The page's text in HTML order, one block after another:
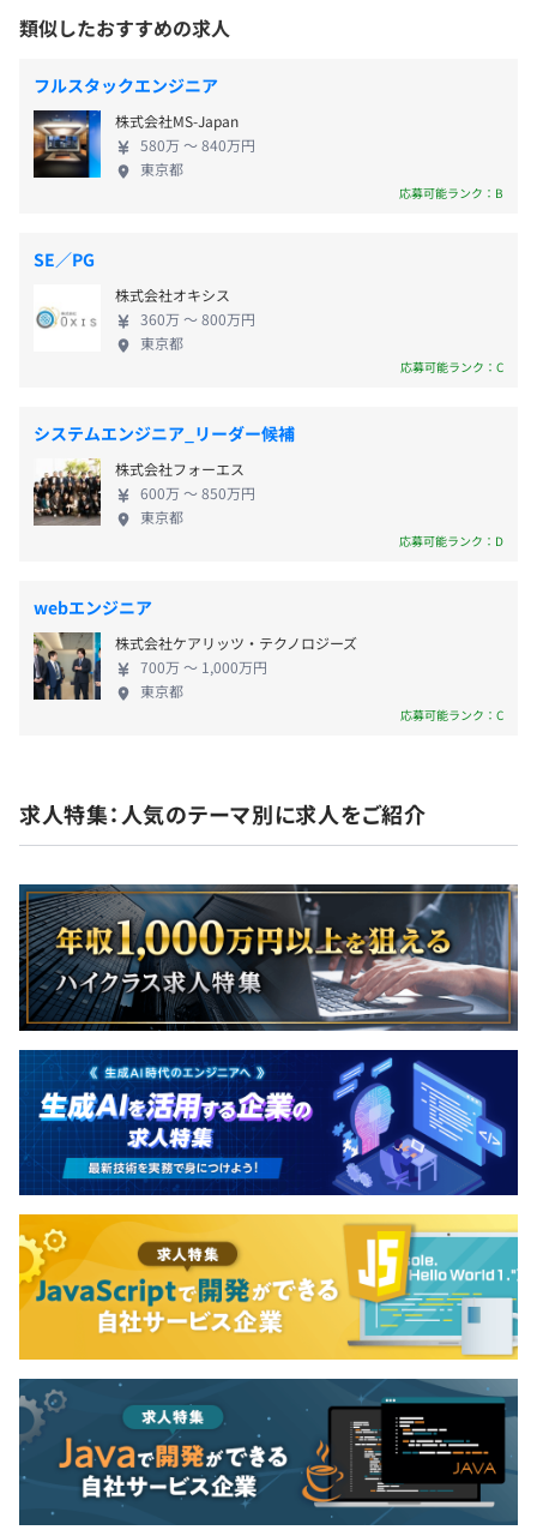
Terraform、AWS CloudFormation
・現在社員は約25名（副業・業務委託含む）、平均年齢
・メンバーの半数がエンジニアで構成されており、プロダ
クトファーストな開発体制を構築しています。メガベンチ
ャーやスタートアップ出身の優秀なエンジニアが揃ってお
り、技術的な議論も活発です。
・ビジネス・マーケ・プロダクトの垣根が低く、仕様検討
・最寄り駅：日暮里・舎人ライナー「見沼代親水公園駅」
から徒歩19分
※原則フルリモートです。
※出社いただく際は王子駅から車で送迎します。
通勤手当(会社規定に基づき支給)
昇給査定：年1回(9月)
ていきます。
─────────────────── ▍事業内
容 ─────────────────── 株式会
社そうそうは、「縁起を形にする」というミッショ
ンのもと、ライフエンディング(終活・葬儀など)とい
う未開拓領域に挑むスタートアップです。 運営する
サービス『SouSou』は、以下の機能を通じて誰も
り”を再認識する社会を目指しています。 ・エンディ
ングノート -想いを残す- ・タイムカプセルレタ
ー -想いを届ける- ・メモリアルページ -想い続け
る- ・デジタル逝去判定（デジタル上でユーザーの逝
去を自動検知する世界初の仕組み） まだ整備されて
っていきます。
─────────────────── ▍募集背
景 ─────────────────── 2025年
7月にライフエンディングプラットフォーム
『SouSou』が本格リリースされ、累計3億円の資金
の実装を実現しており、今後も更なる機能の拡充や
パートナー企業との協業を推進していく予定です。
こうした当社の強みをしっかりと社会に訴求しユー
ザーを確実に獲得するため、「デジタル×終活」で
当社のメンバー・体制
─────────────────── ・現在社
員は約25名（副業・業務委託含む）おり、様々なバ
ックグラウンドを持つメンバーが活躍しています
（平均年齢30代前半） ・代表取締役が大学時代（慶
應義塾大学）の友人と共同創業している会社で、コ
アメンバーは全員早慶・東京一工卒です。 ・社員の
うち約半数はエンジニアで、Tech系スタートアップ
企業としては大規模な開発体制を構築しています。今
後も体制強化を行い、プロダクトのアップデートを
加速化する予定です。 ・当社は大きくビジネス・マ
ーケティング・プロダクトの3チームに分かれていま
す。チーム同士の垣根は低く、普段から密に連携して
事業を推進しています。
─────────────────── ▍働き方
─────────────────── ・非常に
フラットな環境です。社内の風通しが良く、和気あい
あいとした雰囲気です。 ・全メンバーが裁量を持っ
て働いています。各チームに責任者がアサインされて
おり、いつでも相談できる環境が整っています。 ・
当社では基本的に働く時間や場所を指定しません。
出社は週に1日程度で、後は全て個人の裁量にお任せ
しています ・社員はみんな仲が良く、業務外の交流
（食事・飲み会やイベント等）も大切にしています
（もちろん完全任意参加です）
類似したおすすめの求人
フルスタックエンジニア
株式会社MS-Japan
580万 〜 840万円
東京都
応募可能ランク：B
SE／PG
株式会社オキシス
360万 〜 800万円
東京都
応募可能ランク：C
システムエンジニア_リーダー候補
株式会社フォーエス
600万 〜 850万円
東京都
応募可能ランク：D
webエンジニア
株式会社ケアリッツ・テクノロジーズ
700万 〜 1,000万円
東京都
応募可能ランク：C
求人特集：人気のテーマ別に求人をご紹介